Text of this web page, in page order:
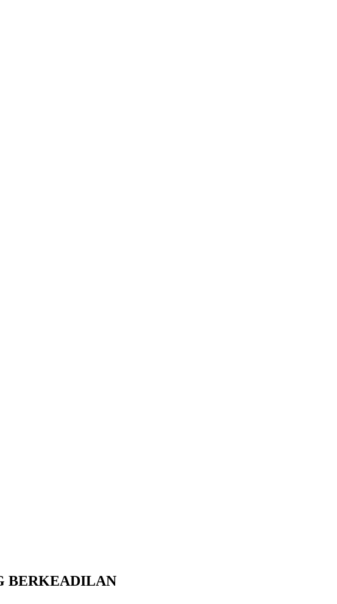
BERKEADILAN